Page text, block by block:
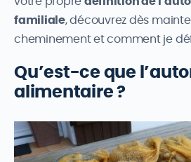
familiale, découvrez dès
cheminement et comment je
Qu’est-ce que
alimentaire ?